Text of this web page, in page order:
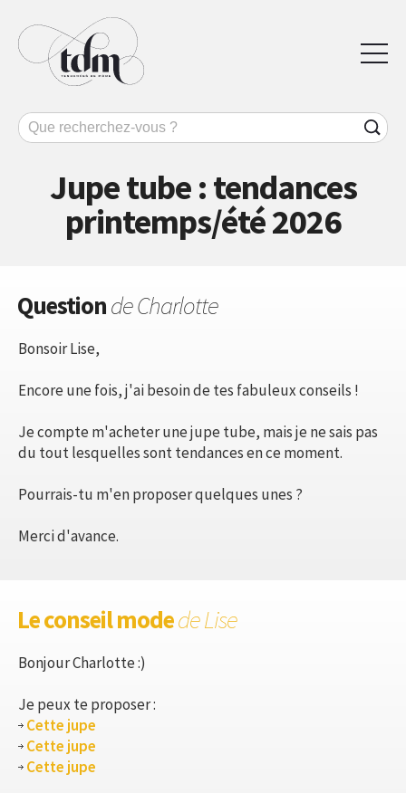
Jupe tube : tendances
printemps/été 2026
Questionde Charlotte
Bonsoir Lise,
Encore une fois, j'ai besoin de tes fabuleux conseils !
Je compte m'acheter une jupe tube, mais je ne sais pas
du tout lesquelles sont tendances en ce moment.
Pourrais-tu m'en proposer quelques unes ?
Merci d'avance.
Le conseil modede Lise
Bonjour Charlotte :)
Je peux te proposer :
Cette jupe
Cette jupe
Cette jupe